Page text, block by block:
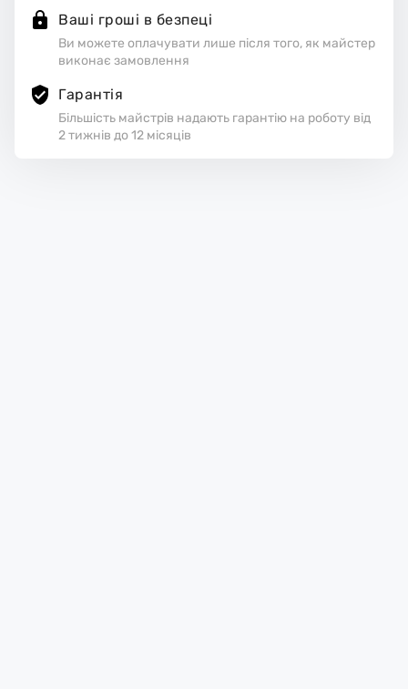
Ваші гроші в безпеці
Ви можете оплачувати лише після того, як майстер
виконає замовлення
Гарантія
Більшість майстрів надають гарантію на роботу від
2 тижнів до 12 місяців